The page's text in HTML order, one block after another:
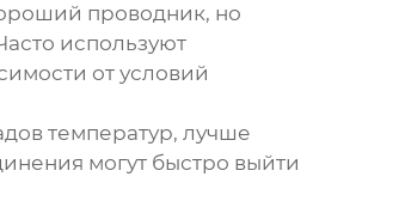
проводник, но
используют
от условий
температур, лучше
могут быстро выйти